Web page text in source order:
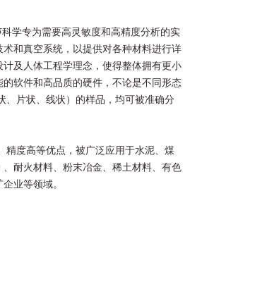
学专为需要高灵敏度和高精度分析的实
和真空系统，以提供对各种材料进行详
及人体工程学理念，使得整体拥有更小
软件和高品质的硬件，不论是不同形态
、片状、线状）的样品，均可被准确分
精度高等优点，被广泛应用于水泥、煤
耐火材料、粉末冶金、稀土材料、有色
业等领域。